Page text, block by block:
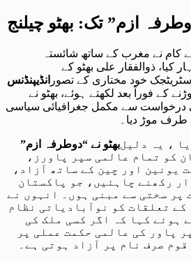
ازم” تک: بھٹو چیلنج
نے مغرب کے ساتھ شائستہ
کیا، ذوالفقار علی بھٹو کے
انڈیپنڈنس اسٹریٹجک خود مختاری کے تصور
کے فوراً بعد لکھتے ہوئے، بھٹو نے
کی درخواست سے مکمل جغرافیائی سیاسی
طرف موڑ دیا۔
بھٹو نے “دوطرفہ ازم”، یہ دلیل
کو تمام عالمی سپر پاورز،
یونین اور چین کے ساتھ آزاد،
رکھنے چاہئیں، جو پاکستان
پر سختی سے مبنی ہوں۔ انہوں نے
کے تعلقات کو نوآبادیاتی نظام
ہوئے کہا کہ اگر کسی ملک کی
پاور کی عالمی حکمت عملی پر
صرف نام پر آزاد ہوتی ہے۔